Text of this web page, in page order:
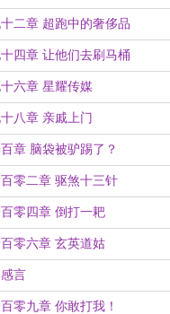
二章 超跑中的奢侈品
四章 让他们去刷马桶
六章 星耀传媒
八章 亲戚上门
章 脑袋被驴踢了？
零二章 驱煞十三针
零四章 倒打一耙
零六章 玄英道姑
言
零九章 你敢打我！